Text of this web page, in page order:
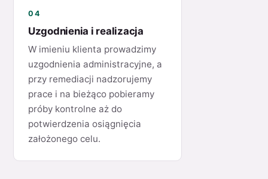
04
Uzgodnienia i realizacja
W imieniu klienta prowadzimy
uzgodnienia administracyjne, a
przy remediacji nadzorujemy
prace i na bieżąco pobieramy
próby kontrolne aż do
potwierdzenia osiągnięcia
założonego celu.